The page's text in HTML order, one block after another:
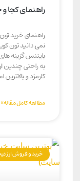
راهنمای کجا
راهنمای خرید
نمی دانید تون
بایننس گزینه های
به راحتی چندین
کارمزد و
مطالعه کامل مقاله»
خرید و فروش ارز